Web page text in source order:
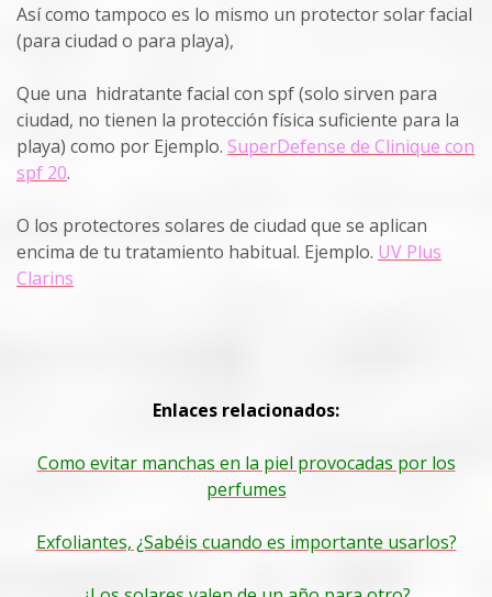
Así como tampoco es lo mismo un protector solar facial
(para ciudad o para playa),
Que una hidratante facial con spf(solo sirven para
ciudad, no tienen la protección física suficiente para la
playa) como por Ejemplo. SuperDefense de Clinique con
spf 20.
O los protectores solares de ciudad que se aplican
encima de tu tratamiento habitual. Ejemplo. UV Plus
Clarins
Enlaces relacionados:
Como evitar manchas en la piel provocadas por los
perfumes
Exfoliantes, ¿Sabéis cuando es importante usarlos?